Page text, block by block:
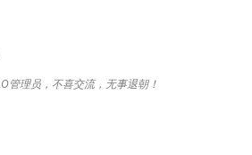
管理员，不喜交流，无事退朝！